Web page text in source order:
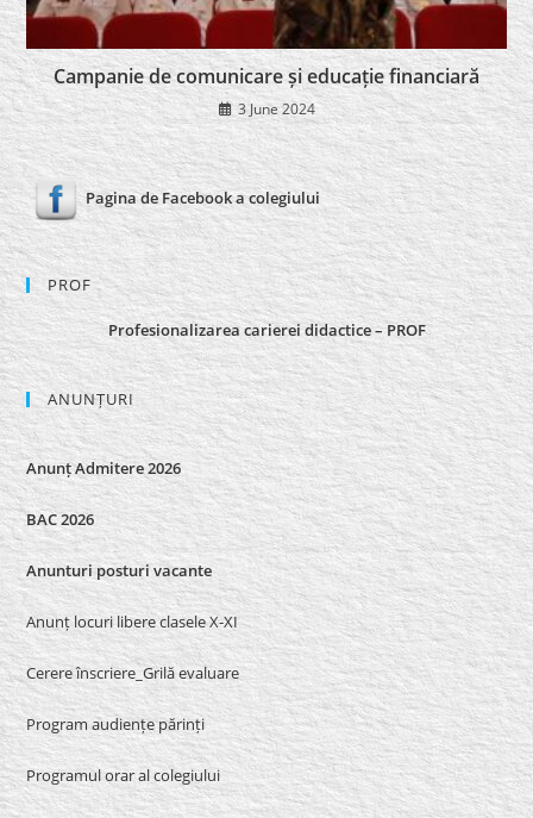
Campanie de comunicare și educație financiară
3 June 2024
Pagina de Facebook a colegiului
PROF
Profesionalizarea carierei didactice – PROF
ANUNȚURI
Anunț Admitere 2026
BAC 2026
Anunturi posturi vacante
Anunț locuri libere clasele X-XI
Cerere înscriere_Grilă evaluare
Program audiențe părinți
Programul orar al colegiului